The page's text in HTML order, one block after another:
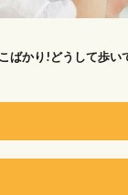
ばかり!どうして歩い